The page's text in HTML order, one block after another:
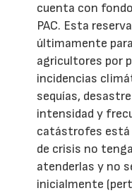
cuenta con
PAC. Esta
últimamente
agricultores por
incidencias
sequías,
intensidad y
catástrofes está
de crisis no
atenderlas y no
inicialmente